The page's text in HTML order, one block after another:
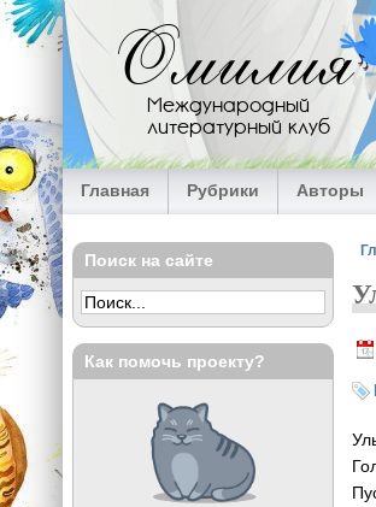
Перейти к основному содержанию
Омилия
Международный
литературный клуб
Главная Рубрики Авторы
Поиск на сайте
Как помочь проекту?